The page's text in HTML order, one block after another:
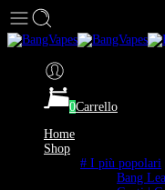
0Carrello
Home
Shop
# I più popolari
Bang